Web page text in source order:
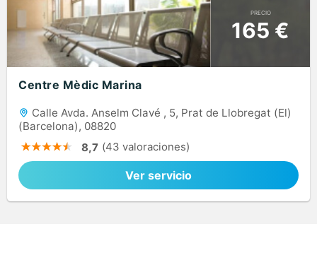
PRECIO
165 €
Centre Mèdic Marina
Calle Avda. Anselm Clavé , 5, Prat de Llobregat (El)
(Barcelona), 08820
8,7 (43 valoraciones)
Ver servicio